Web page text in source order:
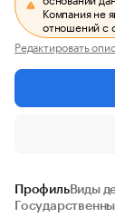
Компания не
отношений с
Редактировать
ПрофильВиды